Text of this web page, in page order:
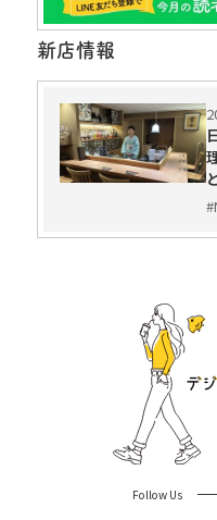
新店情報
Follow Us